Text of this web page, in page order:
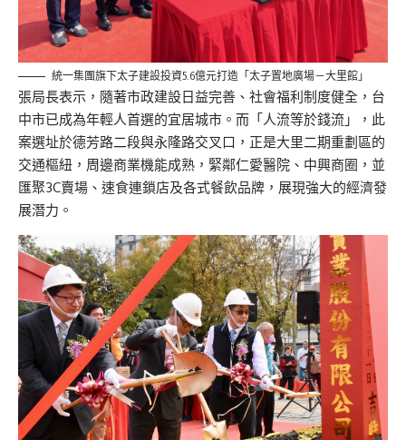
統一集團旗下太子建設投資5.6億元打造「太子置地廣場－大里館」
張局長表示，隨著市政建設日益完善、社會福利制度健全，台
中市已成為年輕人首選的宜居城市。而「人流等於錢流」，此
案選址於德芳路二段與永隆路交叉口，正是大里二期重劃區的
交通樞紐，周邊商業機能成熟，緊鄰仁愛醫院、中興商圈，並
匯聚3C賣場、速食連鎖店及各式餐飲品牌，展現強大的經濟發
展潛力。